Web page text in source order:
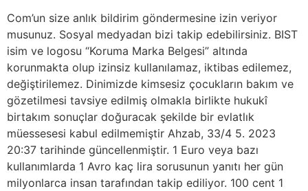
Com’un size anlık bildirim göndermesine izin veriyor
musunuz. Sosyal medyadan bizi takip edebilirsiniz. BIST
isim ve logosu “Koruma Marka Belgesi” altında
korunmakta olup izinsiz kullanılamaz, iktibas edilemez,
değiştirilemez. Dinimizde kimsesiz çocukların bakım ve
gözetilmesi tavsiye edilmiş olmakla birlikte hukukî
birtakım sonuçlar doğuracak şekilde bir evlatlık
müessesesi kabul edilmemiştir Ahzab, 33/4 5. 2023
20:37 tarihinde güncellenmiştir. 1 Euro veya bazı
kullanımlarda 1 Avro kaç lira sorusunun yanıtı her gün
milyonlarca insan tarafından takip ediliyor. 100 cent 1